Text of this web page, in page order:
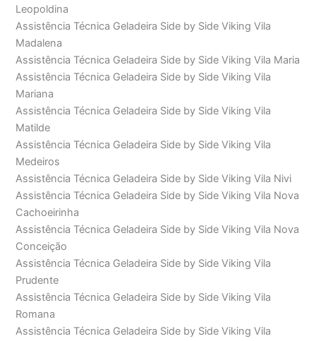
Leopoldina
Assistência Técnica Geladeira Side by Side Viking Vila
Madalena
Assistência Técnica Geladeira Side by Side Viking Vila Maria
Assistência Técnica Geladeira Side by Side Viking Vila
Mariana
Assistência Técnica Geladeira Side by Side Viking Vila
Matilde
Assistência Técnica Geladeira Side by Side Viking Vila
Medeiros
Assistência Técnica Geladeira Side by Side Viking Vila Nivi
Assistência Técnica Geladeira Side by Side Viking Vila Nova
Cachoeirinha
Assistência Técnica Geladeira Side by Side Viking Vila Nova
Conceição
Assistência Técnica Geladeira Side by Side Viking Vila
Prudente
Assistência Técnica Geladeira Side by Side Viking Vila
Romana
Assistência Técnica Geladeira Side by Side Viking Vila